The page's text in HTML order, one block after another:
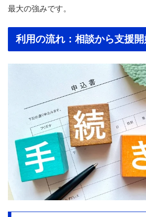
最大の強みです。
利用の流れ：相談から支援